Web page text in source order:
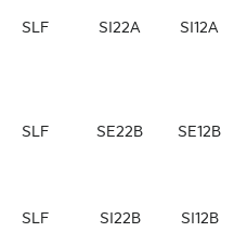
SLF SI22A SI12A
SLF SE22B SE12B
SLF SI22B SI12B